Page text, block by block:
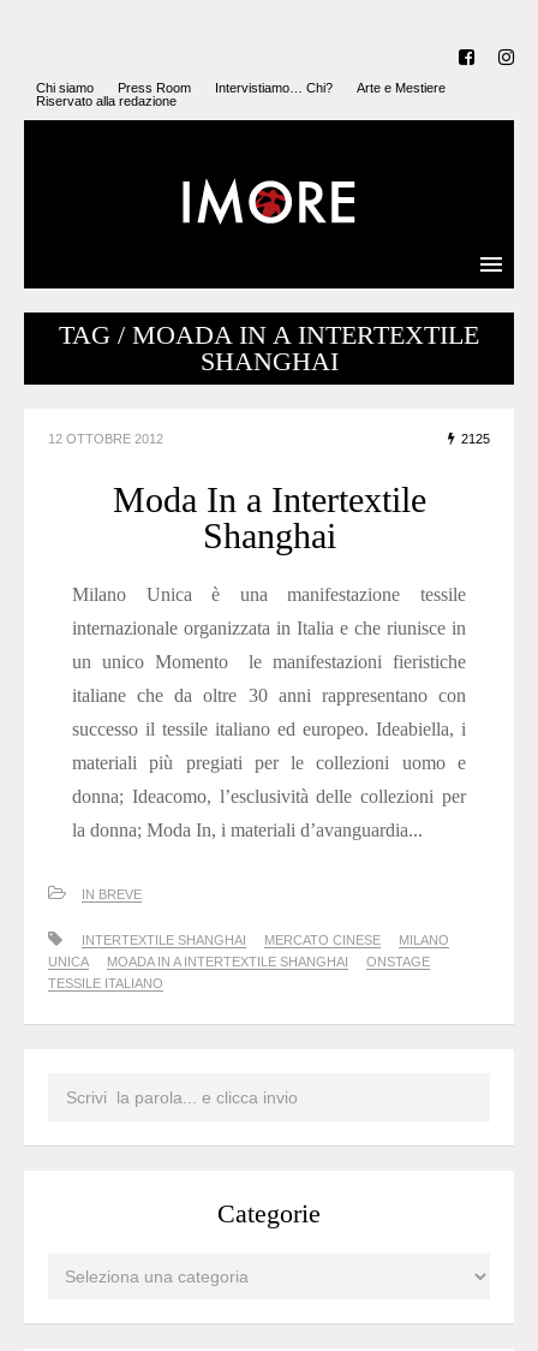
Chi siamo Press Room Intervistiamo… Chi?
Arte e Mestiere
Riservato alla redazione
TAG / MOADA IN A INTERTEXTILE
SHANGHAI
12 OTTOBRE 2012 2125
Moda In a Intertextile
Shanghai
Milano Unica è una manifestazione tessile
internazionale organizzata in Italia e che riunisce in
un unico Momento le manifestazioni fieristiche
italiane che da oltre 30 anni rappresentano con
successo il tessile italiano ed europeo. Ideabiella, i
materiali più pregiati per le collezioni uomo e
donna; Ideacomo, l’esclusività delle collezioni per
la donna; Moda In, i materiali d’avanguardia...
IN BREVE
INTERTEXTILE SHANGHAI MERCATO CINESE
MILANO
UNICA
MOADA IN A INTERTEXTILE SHANGHAI
ONSTAGE
TESSILE ITALIANO
Categorie